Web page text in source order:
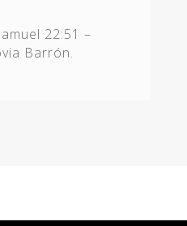
22:51 –
Barrón.